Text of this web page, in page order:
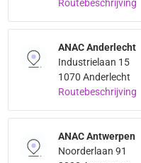
Routebeschrijving
ANAC Anderlecht
Industrielaan 15
1070 Anderlecht
Routebeschrijving
ANAC Antwerpen
Noorderlaan 91